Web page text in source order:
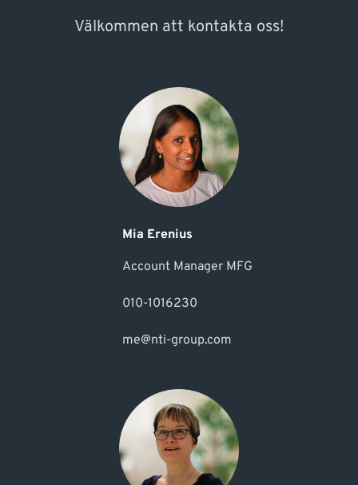
Välkommen att kontakta oss!
Mia Erenius
Account Manager MFG
010-1016230
me@nti-group.com